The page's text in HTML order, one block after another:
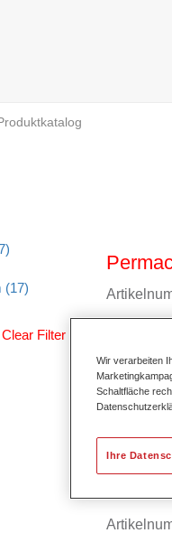
(17)
Clear Filter
Link zur
Wir verarbeiten
Schaltfläche
Ihre